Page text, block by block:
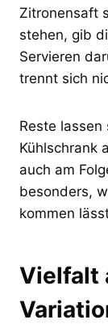
Zitronensaft
stehen, gib
Servieren
trennt sich
Reste
Kühlschrank
auch am
besonders,
kommen
Vielfalt